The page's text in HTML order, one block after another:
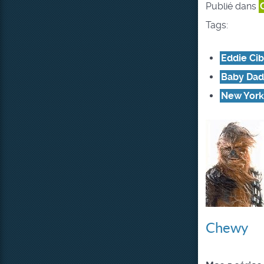
Publié dans
Tags:
Eddie
Baby
New
Chewy